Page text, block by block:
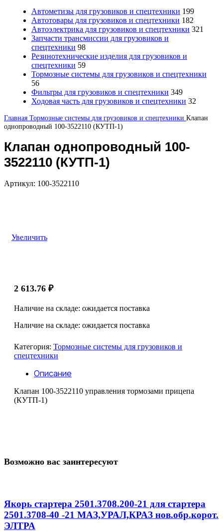
Автометизы для грузовиков и спецтехники 199
Автотовары для грузовиков и спецтехники 182
Автоэлектрика для грузовиков и спецтехники 321
Запчасти трансмиссии для грузовиков и
спецтехники 98
Резинотехнические изделия для грузовиков и
спецтехники 59
Тормозные системы для грузовиков и спецтехники
56
Фильтры для грузовиков и спецтехники 349
Ходовая часть для грузовиков и спецтехники 32
Главная Тормозные системы для грузовиков и спецтехники Клапан
однопроводный 100-3522110 (КУТП-1)
Клапан однопроводный 100-
3522110 (КУТП-1)
Артикул: 100-3522110
Увеличить
2 613.76 ₽
Наличие на складе: ожидается поставка
Наличие на складе: ожидается поставка
Категория: Тормозные системы для грузовиков и
спецтехники
Описание
Клапан 100-3522110 управления тормозами прицепа
(КУТП-1)
Возможно вас заинтересуют
Якорь стартера 2501.3708.200-21 для стартера
2501.3708-40 -21 МАЗ,УРАЛ,КРАЗ нов.обр.корот.
ЭЛТРА